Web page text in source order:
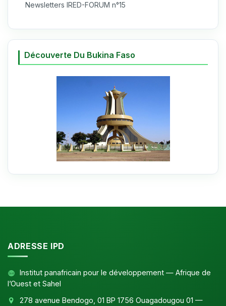
Newsletters IRED-FORUM n°15
Découverte Du Bukina Faso
ADRESSE IPD
Institut panafricain pour le développement — Afrique de
l’Ouest et Sahel
278 avenue Bendogo, 01 BP 1756 Ouagadougou 01 —